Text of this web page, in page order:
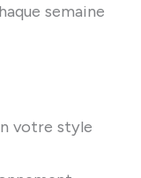
semaine
votre style